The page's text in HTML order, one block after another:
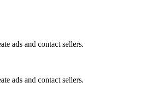
ads and contact sellers.
ads and contact sellers.